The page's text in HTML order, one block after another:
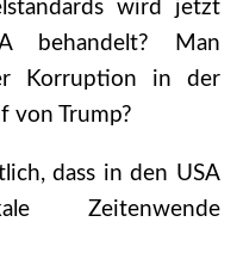
wird jetzt
behandelt? Man
Korruption in der
von Trump?
dass in den USA
Zeitenwende